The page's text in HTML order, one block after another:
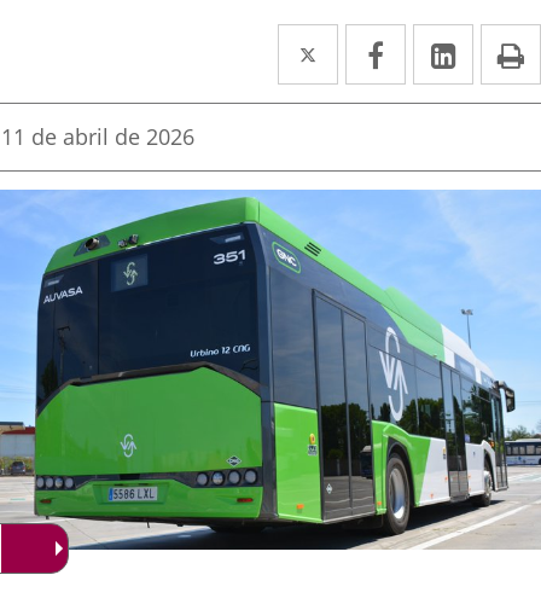
Twitter
Enlace
a
aplicación
Facebook
Enlace
a
aplicación
externa.
Enlace
a
Fecha
la
noticia
11 de abril de 2026